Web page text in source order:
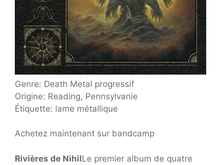
Genre: Death Metal progressif
Origine: Reading, Pennsylvanie
Étiquette: lame métallique
Achetez maintenant sur bandcamp
Rivières de NihilLe premier album de quatre